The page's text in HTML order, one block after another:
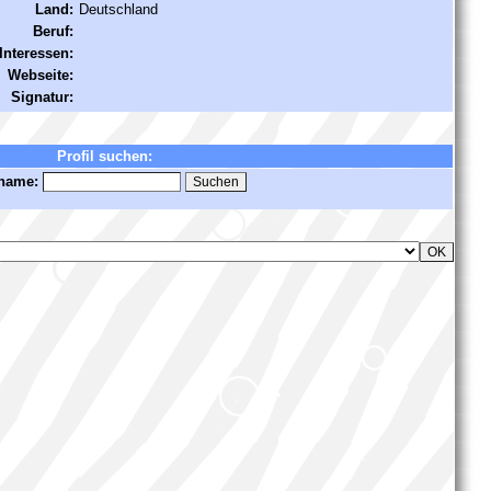
Land: Deutschland
Beruf:
Interessen:
Webseite:
Signatur:
Profil suchen: